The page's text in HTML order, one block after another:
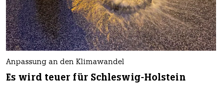
Anpassung an den Klimawandel
Es wird teuer für Schleswig-Holstein